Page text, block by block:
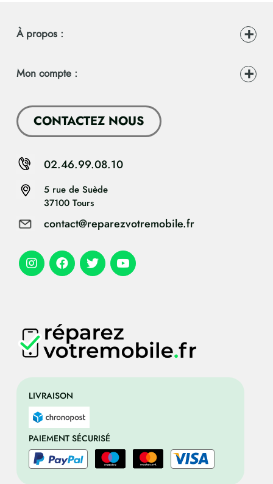
LIVRAISON
PAIEMENT SÉCURISÉ
À propos :
Mon compte :
CONTACTEZ NOUS
5 rue de Suède
37100 Tours
contact@reparezvotremobile.fr
02.46.99.08.10